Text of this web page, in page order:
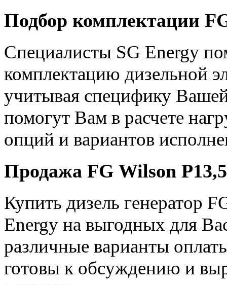
Подбор комплектации
Специалисты SG Energy
комплектацию дизельной
учитывая специфику
помогут Вам в расчете
опций и вариантов
Продажа FG Wilson
Купить дизель генератор
Energy на выгодных для
различные варианты
готовы к обсуждению и